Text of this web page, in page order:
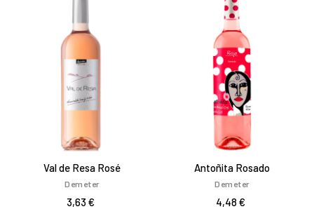
Val de Resa Rosé
Demeter
3,63 €
Antoñita Rosado
Demeter
4,48 €